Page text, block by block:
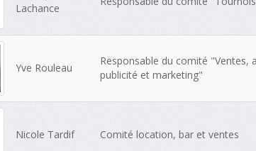
Lachance
Yve Rouleau
Responsable du comité
publicité et marketing"
Nicole Tardif Comité location, bar et ventes